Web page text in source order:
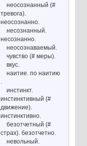
неосознанный (#
тревога).
неосознанно.
несознанный.
несознанно.
неосознаваемый.
чувство (# меры).
вкус.
наитие. по наитию
.
инстинкт.
инстинктивный (#
движение).
инстинктивно.
безотчетный (#
страх). безотчетно.
невольный.